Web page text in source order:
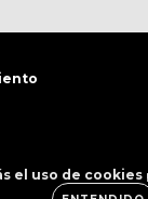
el uso de cookies